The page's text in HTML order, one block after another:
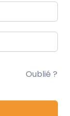
Oublié ?